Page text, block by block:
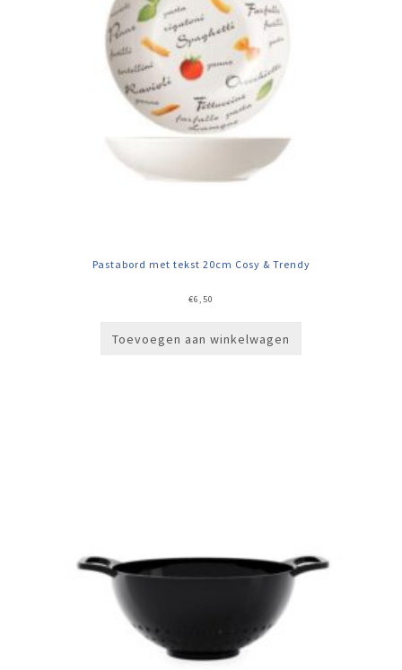
Pastabord met tekst 20cm Cosy & Trendy
€6,50
Toevoegen aan winkelwagen